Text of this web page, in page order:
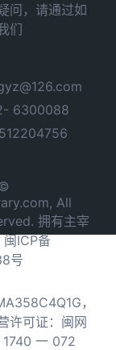
问，请通过如
们
6300088
All
拥有主宰
闽ICP备
号
，
许可证：闽网
一 072